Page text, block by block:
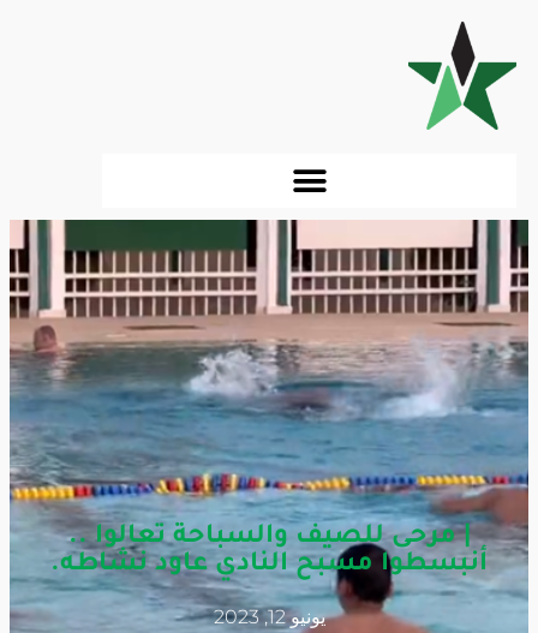
| مرحى للصيف والسباحة تعالوا ..
أنبسطوا مسبح النادي عاود نشاطه.
يونيو 12, 2023